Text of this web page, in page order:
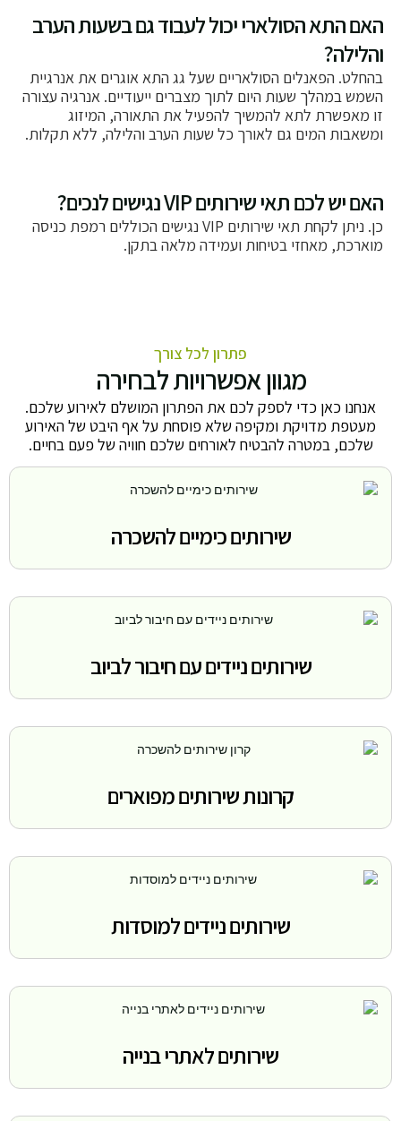
האם התא הסולארי יכול לעבוד גם בשעות הערב
והלילה?
בהחלט. הפאנלים הסולאריים שעל גג התא אוגרים את אנרגיית
השמש במהלך שעות היום לתוך מצברים ייעודיים. אנרגיה עצורה
זו מאפשרת לתא להמשיך להפעיל את התאורה, המיזוג
ומשאבות המים גם לאורך כל שעות הערב והלילה, ללא תקלות.
האם יש לכם תאי שירותים VIP נגישים לנכים?
כן. ניתן לקחת תאי שירותים VIP נגישים הכוללים רמפת כניסה
מוארכת, מאחזי בטיחות ועמידה מלאה בתקן.
פתרון לכל צורך
מגוון אפשרויות לבחירה
אנחנו כאן כדי לספק לכם את הפתרון המושלם לאירוע שלכם.
מעטפת מדויקת ומקיפה שלא פוסחת על אף היבט של האירוע
שלכם, במטרה להבטיח לאורחים שלכם חוויה של פעם בחיים.
שירותים כימיים להשכרה
שירותים ניידים עם חיבור לביוב
קרונות שירותים מפוארים
שירותים ניידים למוסדות
שירותים לאתרי בנייה